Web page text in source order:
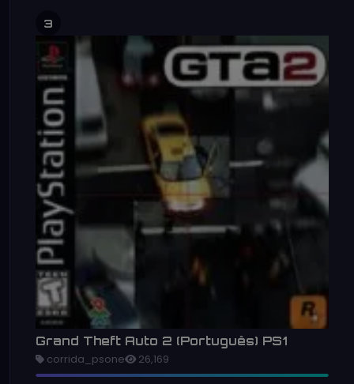
3
Grand Theft Auto 2 (Português) PS1
corrida_psone 26,169